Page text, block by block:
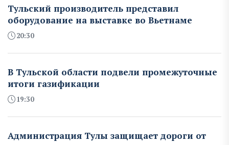
Тульский производитель представил
оборудование на выставке во Вьетнаме
20:30
В Тульской области подвели промежуточные
итоги газификации
19:30
Администрация Тулы защищает дороги от